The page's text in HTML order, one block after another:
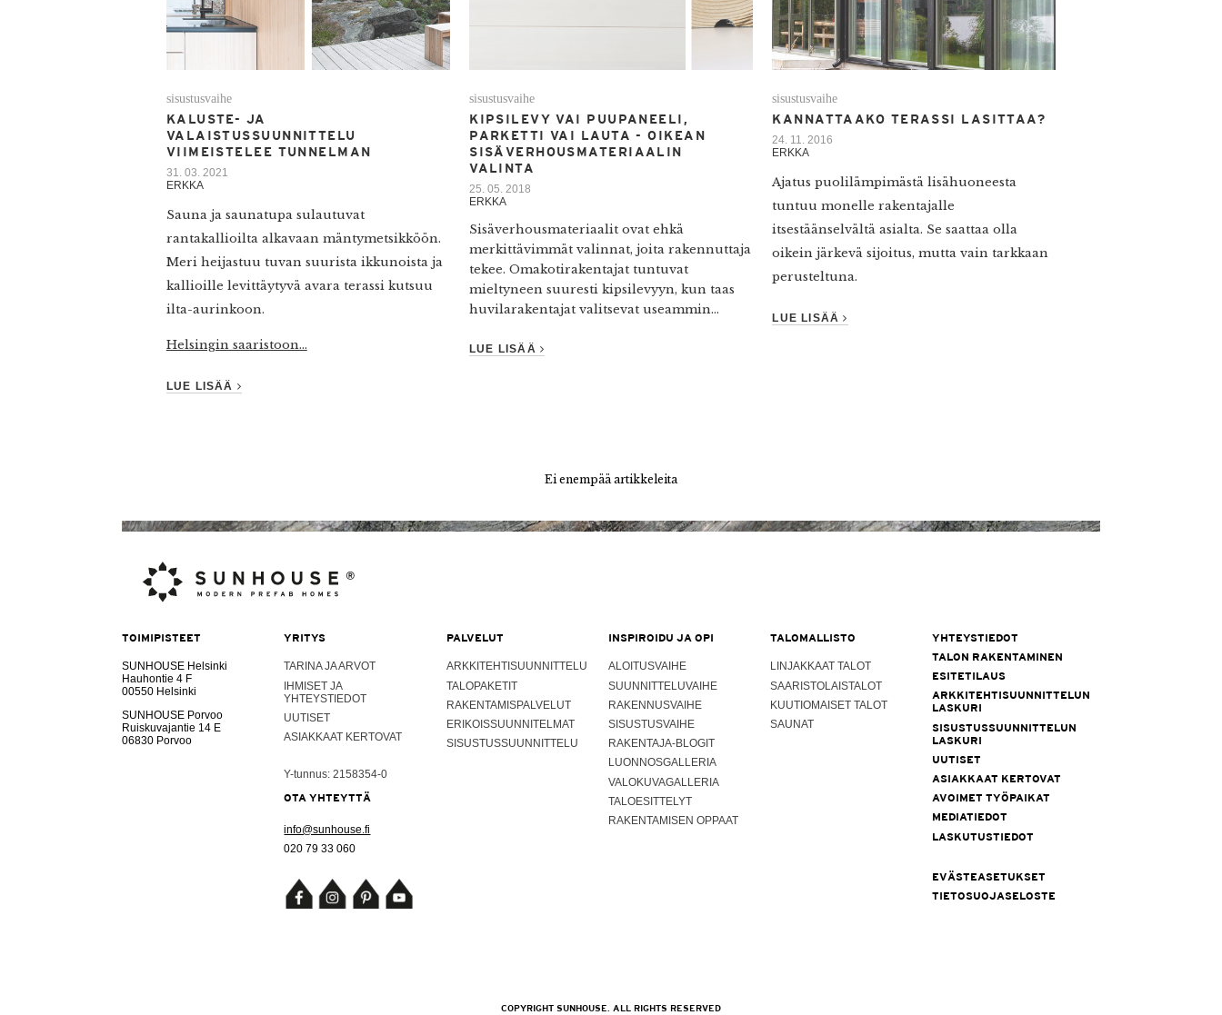
sisustusvaihe
KALUSTE- JA
VALAISTUSSUUNNITTELU
VIIMEISTELEE TUNNELMAN
31. 03. 2021
ERKKA
Sauna ja saunatupa sulautuvat
rantakallioilta alkavaan mäntymetsikköön.
Meri heijastuu tuvan suurista ikkunoista ja
kallioille levittäytyvä avara terassi kutsuu
ilta-aurinkoon.
Helsingin saaristoon...
LUE LISÄÄ
sisustusvaihe
KIPSILEVY VAI PUUPANEELI,
PARKETTI VAI LAUTA - OIKEAN
SISÄVERHOUSMATERIAALIN
VALINTA
25. 05. 2018
ERKKA
Sisäverhousmateriaalit ovat ehkä
merkittävimmät valinnat, joita rakennuttaja
tekee. Omakotirakentajat tuntuvat
mieltyneen suuresti kipsilevyyn, kun taas
huvilarakentajat valitsevat useammin...
LUE LISÄÄ
sisustusvaihe
KANNATTAAKO TERASSI LASITTAA?
24. 11. 2016
ERKKA
Ajatus puolilämpimästä lisähuoneesta
tuntuu monelle rakentajalle
itsestäänselvältä asialta. Se saattaa olla
oikein järkevä sijoitus, mutta vain tarkkaan
perusteltuna.
LUE LISÄÄ
Ei enempää artikkeleita
TOIMIPISTEET
SUNHOUSE Helsinki
Hauhontie 4 F
00550 Helsinki
SUNHOUSE Porvoo
Ruiskuvajantie 14 E
06830 Porvoo
YRITYS
TARINA JA ARVOT
IHMISET JA
YHTEYSTIEDOT
UUTISET
ASIAKKAAT KERTOVAT
Y-tunnus: 2158354-0
OTA YHTEYTTÄ
info@sunhouse.fi
020 79 33 060
PALVELUT
ARKKITEHTISUUNNITTELU
TALOPAKETIT
RAKENTAMISPALVELUT
ERIKOISSUUNNITELMAT
SISUSTUSSUUNNITTELU
INSPIROIDU JA OPI
ALOITUSVAIHE
SUUNNITTELUVAIHE
RAKENNUSVAIHE
SISUSTUSVAIHE
RAKENTAJA-BLOGIT
LUONNOSGALLERIA
VALOKUVAGALLERIA
TALOESITTELYT
RAKENTAMISEN OPPAAT
TALOMALLISTO
LINJAKKAAT TALOT
SAARISTOLAISTALOT
KUUTIOMAISET TALOT
SAUNAT
YHTEYSTIEDOT
TALON RAKENTAMINEN
ESITETILAUS
ARKKITEHTISUUNNITTELUN
LASKURI
SISUSTUSSUUNNITTELUN
LASKURI
UUTISET
ASIAKKAAT KERTOVAT
AVOIMET TYÖPAIKAT
MEDIATIEDOT
LASKUTUSTIEDOT
EVÄSTEASETUKSET
TIETOSUOJASELOSTE
COPYRIGHT SUNHOUSE. ALL RIGHTS RESERVED